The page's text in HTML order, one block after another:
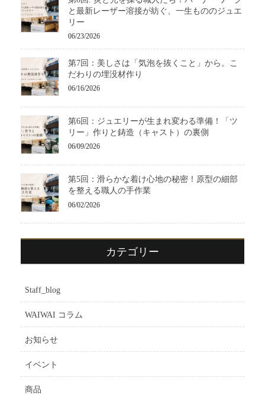
と最新レーザー溶接が紡ぐ、一生もののジュエ
リー
06/23/2026
第7回：美しさは「気泡を抜くこと」から。こ
だわりの埋没材作り
06/16/2026
第6回：ジュエリーが生まれ変わる準備！「ツ
リー」作りと鋳造（キャスト）の裏側
06/09/2026
第5回：滑らかな着け心地の秘密！原型の細部
を整える職人の手作業
06/02/2026
カテゴリー
Staff_blog
WAIWAI コラム
お知らせ
イベント
商品